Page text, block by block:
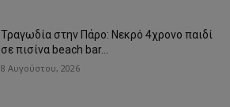
Τραγωδία στην Πάρο: Νεκρό 4χρονο παιδί
σε πισίνα beach bar…
8 Αυγούστου, 2026